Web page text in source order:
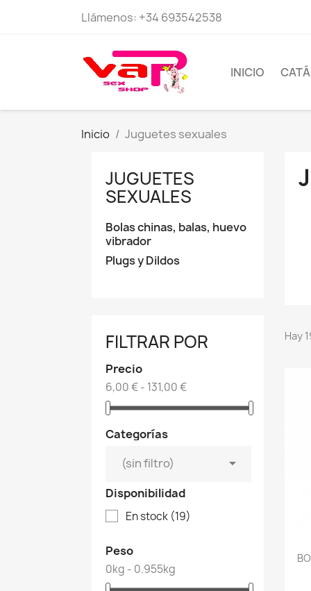
Llámenos: +34 693542538
INICIO
Inicio Juguetes sexuales
JUGUETES
SEXUALES
Bolas chinas, balas, huevo
vibrador
Plugs y Dildos
FILTRAR POR
Precio
6,00 € - 131,00 €
Categorías
(sin filtro)

Disponibilidad
En stock (19)
Peso
0kg - 0.955kg
Hay